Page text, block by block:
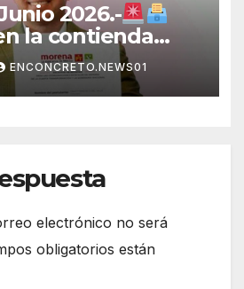
2026.-
la contienda
Omar Del Valle
hora a la
ENCONCRETO.NEWS01
electrónico no será
obligatorios están